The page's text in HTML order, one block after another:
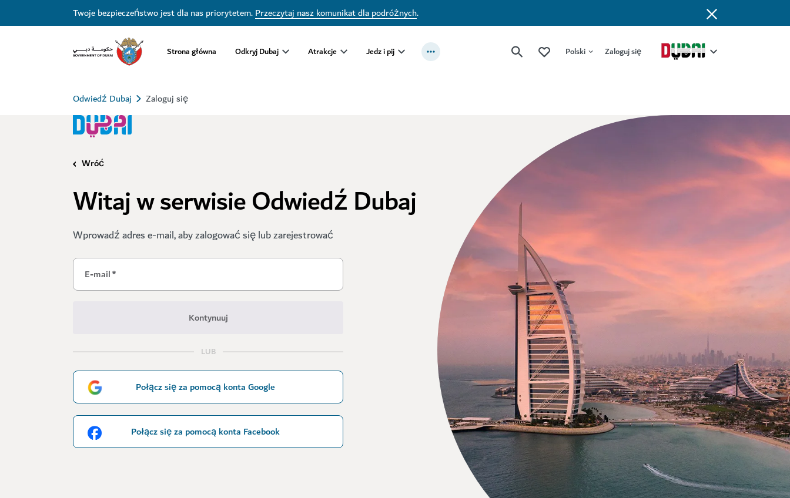
Twoje bezpieczeństwo jest dla nas priorytetem.Przeczytaj nasz komunikat dla podróżnych.
Strona główna Odkryj Dubaj Atrakcje Jedz i pij Polski Zaloguj się
Odwiedź Dubaj Zaloguj się
Wróć
Witaj w serwisie Odwiedź Dubaj
Wprowadź adres e-mail, aby zalogować się lub zarejestrować
E-mail*
Kontynuuj
LUB
Połącz się za pomocą konta Google
Połącz się za pomocą konta Facebook